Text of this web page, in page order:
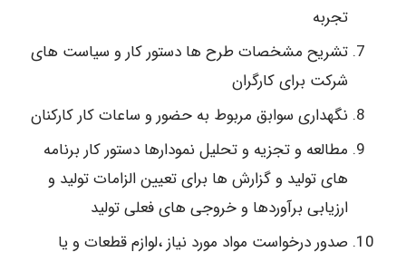
تجربه
تشریح مشخصات طرح ها دستور کار و سیاست های
شرکت برای کارگران
نگهداری سوابق مربوط به حضور و ساعات کار کارکنان
مطالعه و تجزیه و تحلیل نمودارها دستور کار برنامه
های تولید و گزارش ها برای تعیین الزامات تولید و
ارزیابی برآوردها و خروجی های فعلی تولید
صدور درخواست مواد مورد نیاز ،لوازم قطعات و یا